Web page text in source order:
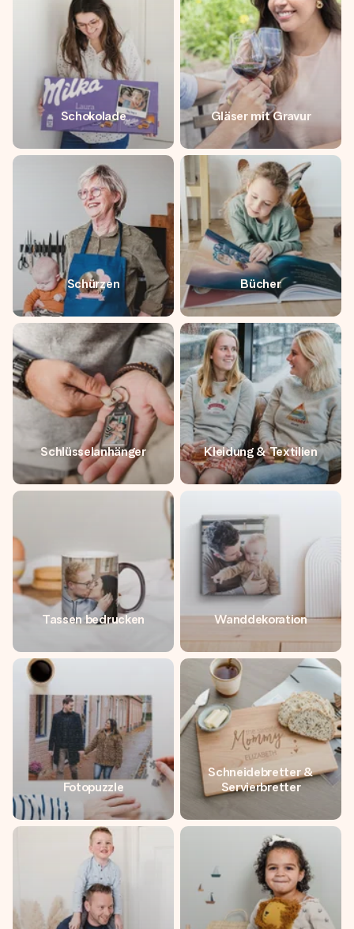
Erstelle etwas Einzigartiges in wenigen Schritten – mit
ihrem Namen, deinem Foto oder einer Nachricht von
Herzen. Kein Stress, nur pure Liebe für den perfekten
Moment.
Schokolade Gläser mit Gravur
Schürzen Bücher
Schlüsselanhänger Kleidung & Textilien
Tassen bedrucken Wanddekoration
Fotopuzzle
Schneidebretter &
Servierbretter